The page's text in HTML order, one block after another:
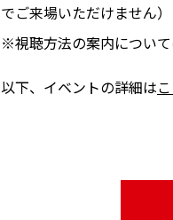
でご来場いただけません）
※視聴方法の案内について
以下、イベントの詳細は